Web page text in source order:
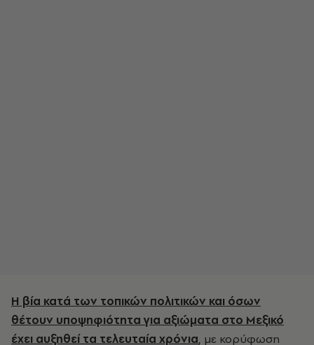
Η βία κατά των τοπικών πολιτικών και όσων
θέτουν υποψηφιότητα για αξιώματα στο Μεξικό
έχει αυξηθεί τα τελευταία χρόνια, με κορύφωση